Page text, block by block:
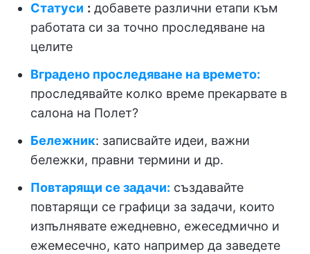
Статуси : добавете различни етапи към
работата си за точно проследяване на
целите
Вградено проследяване на времето:
проследявайте колко време прекарвате в
салона на Полет?
Бележник: записвайте идеи, важни
бележки, правни термини и др.
Повтарящи се задачи: създавайте
повтарящи се графици за задачи, които
изпълнявате ежедневно, ежеседмично и
ежемесечно, като например да заведете